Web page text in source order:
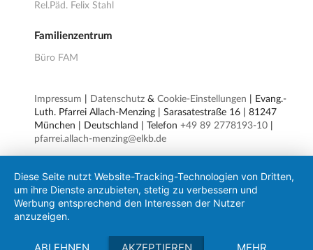
Rel.Päd. Felix Stahl
Familienzentrum
Büro FAM
Impressum Datenschutz & Cookie-Einstellungen | Evang.-
Luth. Pfarrei Allach-Menzing | Sarasatestraße 16 | 81247
München | Deutschland | Telefon +49 89 2778193-10
pfarrei.allach-menzing@elkb.de
Diese Seite nutzt Website-Tracking-Technologien von Dritten,
um ihre Dienste anzubieten, stetig zu verbessern und
Werbung entsprechend den Interessen der Nutzer
anzuzeigen.